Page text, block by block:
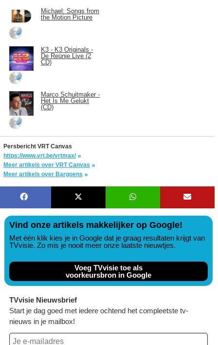
Michael: Songs from
the Motion Picture
K3 - K3 Originals -
De Reünie Live (2
CD)
Marco Schuitmaker -
Het Is Me Gelukt
(CD)
Persbericht VRT Canvas
https://www.vrt.be/vrtmax/
Meer artikels over VRT Canvas
Meer artikels over Bargoens
Vind onze artikels makkelijker op Google!
Met één klik kies je in Google dat je graag resultaten krijgt van
TVvisie. Zo mis je nooit meer onze laatste nieuwtjes.
Voeg TVvisie toe als
voorkeursbron in Google
TVvisie Nieuwsbrief
Start je dag goed met iedere ochtend het compleetste tv-
nieuws in je mailbox!